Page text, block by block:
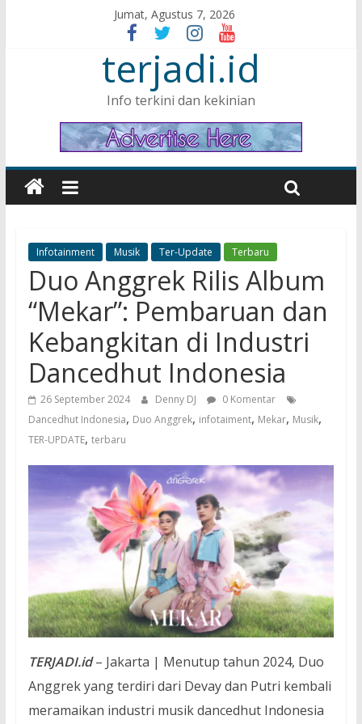
Jumat, Agustus 7, 2026
terjadi.id
Info terkini dan kekinian
Infotainment Musik Ter-Update Terbaru
Duo Anggrek Rilis Album
“Mekar”: Pembaruan dan
Kebangkitan di Industri
Dancedhut Indonesia
26 September 2024 Denny DJ
0 Komentar
Dancedhut Indonesia, Duo Anggrek, infotaiment, Mekar, Musik,
TER-UPDATE, terbaru
TERJADI.id – Jakarta | Menutup tahun 2024, Duo
Anggrek yang terdiri dari Devay dan Putri kembali
meramaikan industri musik dancedhut Indonesia